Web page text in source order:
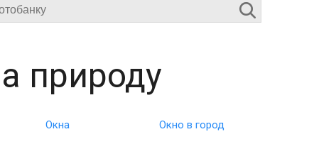
природу
Окна Окно в город